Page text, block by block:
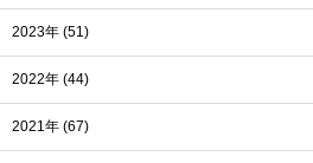
2023年 (51)
2022年 (44)
2021年 (67)